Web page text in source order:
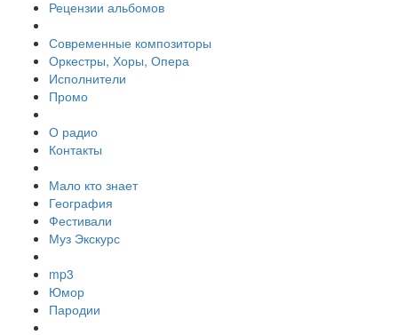
Рецензии альбомов
Современные композиторы
Оркестры, Хоры, Опера
Исполнители
Промо
О радио
Контакты
Мало кто знает
География
Фестивали
Муз Экскурс
mp3
Юмор
Пародии